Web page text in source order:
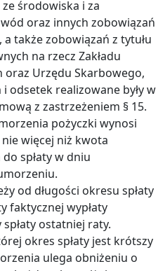
środowiska i za
oraz innych zobowiązań
także zobowiązań z tytułu
na rzecz Zakładu
oraz Urzędu Skarbowego,
i odsetek realizowane były w
z zastrzeżeniem § 15.
pożyczki wynosi
więcej niż kwota
spłaty w dniu
od długości okresu spłaty
faktycznej wypłaty
ostatniej raty.
okres spłaty jest krótszy
ulega obniżeniu o